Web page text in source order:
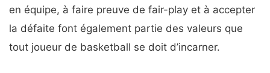
en équipe, à faire preuve de fair-play et à accepter
la défaite font également partie des valeurs que
tout joueur de basketball se doit d’incarner.